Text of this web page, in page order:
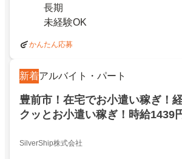
長期
未経験OK
かんたん応募
新着アルバイト・パート
豊前市！在宅でお小遣い稼ぎ！
クッとお小遣い稼ぎ！時給1439
SilverShip株式会社